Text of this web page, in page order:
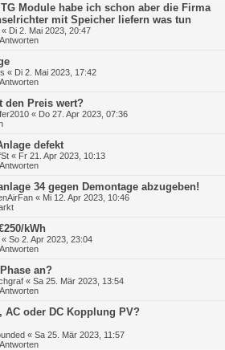
Module habe ich schon aber die Firma
mit Speicher liefern was tun
« Di 2. Mai 2023, 20:47
« Di 2. Mai 2023, 17:42
den Preis wert?
« Do 27. Apr 2023, 07:36
defekt
« Fr 21. Apr 2023, 10:13
34 gegen Demontage abzugeben!
« Mi 12. Apr 2023, 10:46
kWh
« So 2. Apr 2023, 23:04
an?
« Sa 25. Mär 2023, 13:54
AC oder DC Kopplung PV?
« Sa 25. Mär 2023, 11:57